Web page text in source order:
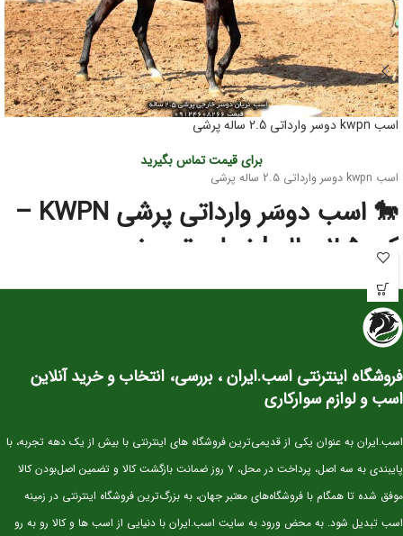
اسب kwpn دوسر وارداتی 2.5 ساله پرشی
برای قیمت تماس بگیرید
اسب kwpn دوسر وارداتی 2.5 ساله پرشی
🐎 اسب دوسَر وارداتی پرشی KWPN –
کره ۲.۵ ساله | نسل‌برتر مخصوص
آینده‌سازان پرش
این کره دوسَر وارداتی
پرورش‌دهندگانی است که به‌دنبال اسبی با
کره‌های این نژاد از همان سنین کم، قدرت، هوش و تعادل فوق‌العاده‌ای نشان می‌دهند.
⭐ مشخصات کلی
سن:۲.۵ سال
نژاد:KWPN اصیل (خط خونی معتبر و قابل استعلام)
کاربری آتی: پرش، مسابقات جوان‌ها، تربیت پایه
وضعیت:وارداتی، دوسَر (پدر و مادر خارجی)، سلامت کامل
فروشگاه اینترنتی اسب.ایران ، بررسی، انتخاب و خرید آنلاین
اسب و لوازم سوارکاری
اسب.ایران به عنوان یکی از قدیمی‌ترین فروشگاه های اینترنتی با بیش از یک دهه تجربه، با
پایبندی به سه اصل، پرداخت در محل، ۷ روز ضمانت بازگشت کالا و تضمین اصل‌بودن کالا
موفق شده تا همگام با فروشگاه‌های معتبر جهان، به بزرگ‌ترین فروشگاه اینترنتی در زمینه
اسب تبدیل شود. به محض ورود به سایت اسب.ایران با دنیایی از اسب ها و کالا رو به رو